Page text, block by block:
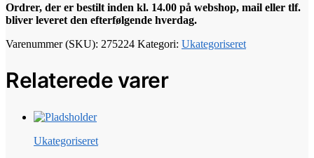
Ordrer, der er bestilt inden kl. 14.00 på webshop, mail eller tlf.
bliver leveret den efterfølgende hverdag.
Varenummer (SKU): 275224 Kategori: Ukategoriseret
Relaterede varer
Ukategoriseret